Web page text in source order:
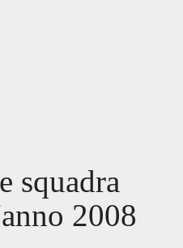
squadra
2008